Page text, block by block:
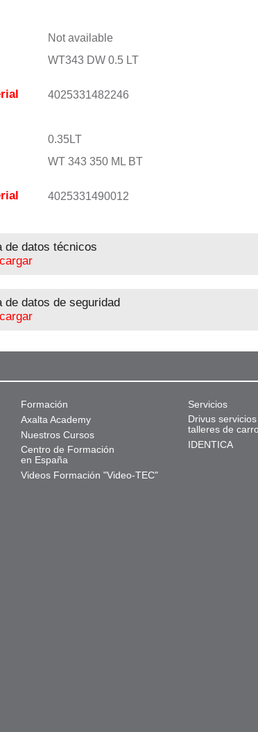
Not available
WT343 DW 0.5 LT
4025331482246
0.35LT
WT 343 350 ML BT
4025331490012
de datos técnicos
de datos de seguridad
Formación
Axalta Academy
Nuestros Cursos
Centro de Formación
en España
Videos Formación "Video-TEC"
Servicios
Drivus
talleres de
IDENTICA